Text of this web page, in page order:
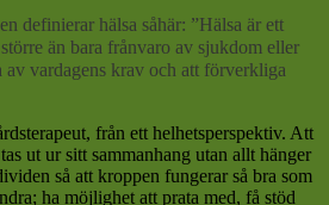
definierar hälsa såhär: ”Hälsa är ett
än bara frånvaro av sjukdom eller
vardagens krav och att förverkliga
från ett helhetsperspektiv. Att
ut ur sitt sammanhang utan allt hänger
så att kroppen fungerar så bra som
ha möjlighet att prata med, få stöd